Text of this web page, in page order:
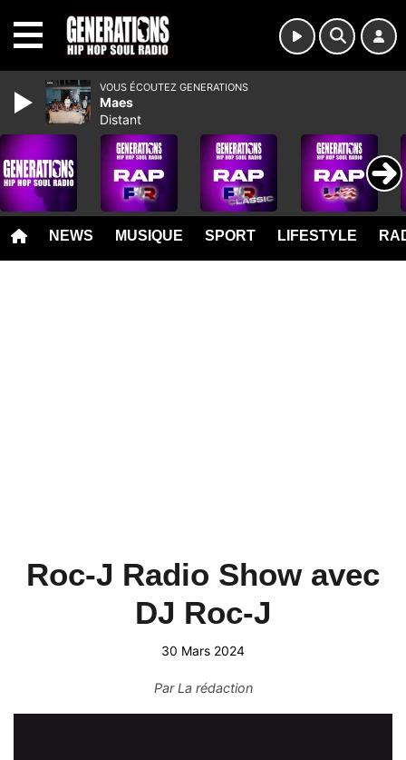
NEWS MUSIQUE SPORT LIFESTYLE
Roc-J Radio Show avec
DJ Roc-J
30 Mars 2024
ParLa rédaction
VOUS ÉCOUTEZ GENERATIONS
Maes
Distant